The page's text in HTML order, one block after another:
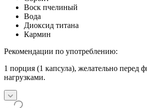
Воск пчелиный
Вода
Диоксид титана
Кармин
Рекомендации по употреблению:
1 порция (1 капсула), желательно перед
нагрузками.